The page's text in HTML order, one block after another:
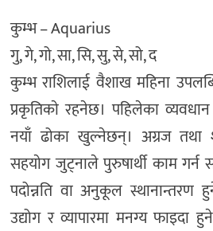
कुम्भ – Aquarius
गु, गे, गो, सा, सि, सु, से, सो, द
कुम्भ राशिलाई वैशाख महिना
प्रकृतिकाे रहनेछ। पहिलेका
नयाँ ढोका खुल्नेछन्। अग्रज तथा
सहयाेग जुट्नाले पुरुषार्थी काम गर्न
पदोन्नति वा अनुकूल स्थानान्तरण
उद्योग र व्यापारमा मनग्य फाइदा